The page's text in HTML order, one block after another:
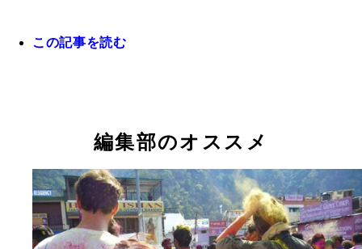
この記事を読む
編集部のオススメ